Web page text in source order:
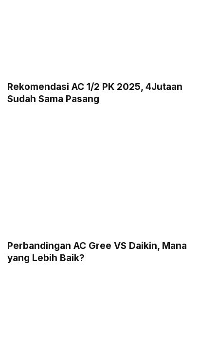
Rekomendasi AC 1/2 PK 2025, 4Jutaan
Sudah Sama Pasang
Perbandingan AC Gree VS Daikin, Mana
yang Lebih Baik?